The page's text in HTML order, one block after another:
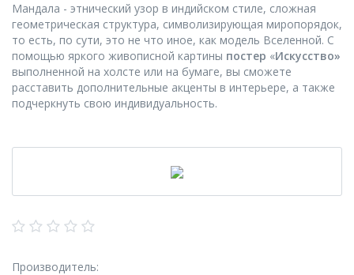
Мандала - этнический узор в индийском стиле, сложная
геометрическая структура, символизирующая миропорядок,
то есть, по сути, это не что иное, как модель Вселенной. С
помощью яркого живописной картины постер «Искусство»
выполненной на холсте или на бумаге, вы сможете
расставить дополнительные акценты в интерьере, а также
подчеркнуть свою индивидуальность.
Производитель: